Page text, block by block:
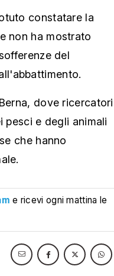
constatare la
non ha mostrato
del
dove ricercatori
pesci e degli animali
che hanno
e ricevi ogni mattina le